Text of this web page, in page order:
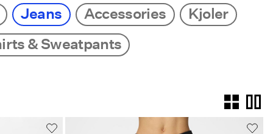
Jeans Accessories
Kjoler
& Sweatpants